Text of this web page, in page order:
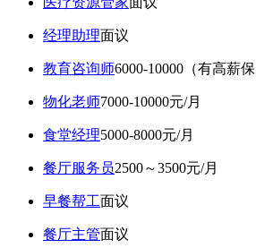
经理助理面议
教育咨询师6000-10000（有高薪
物化老师7000-10000元/月
食堂经理5000-8000元/月
餐厅服务员2500～3500元/月
早餐帮工面议
餐厅主管面议